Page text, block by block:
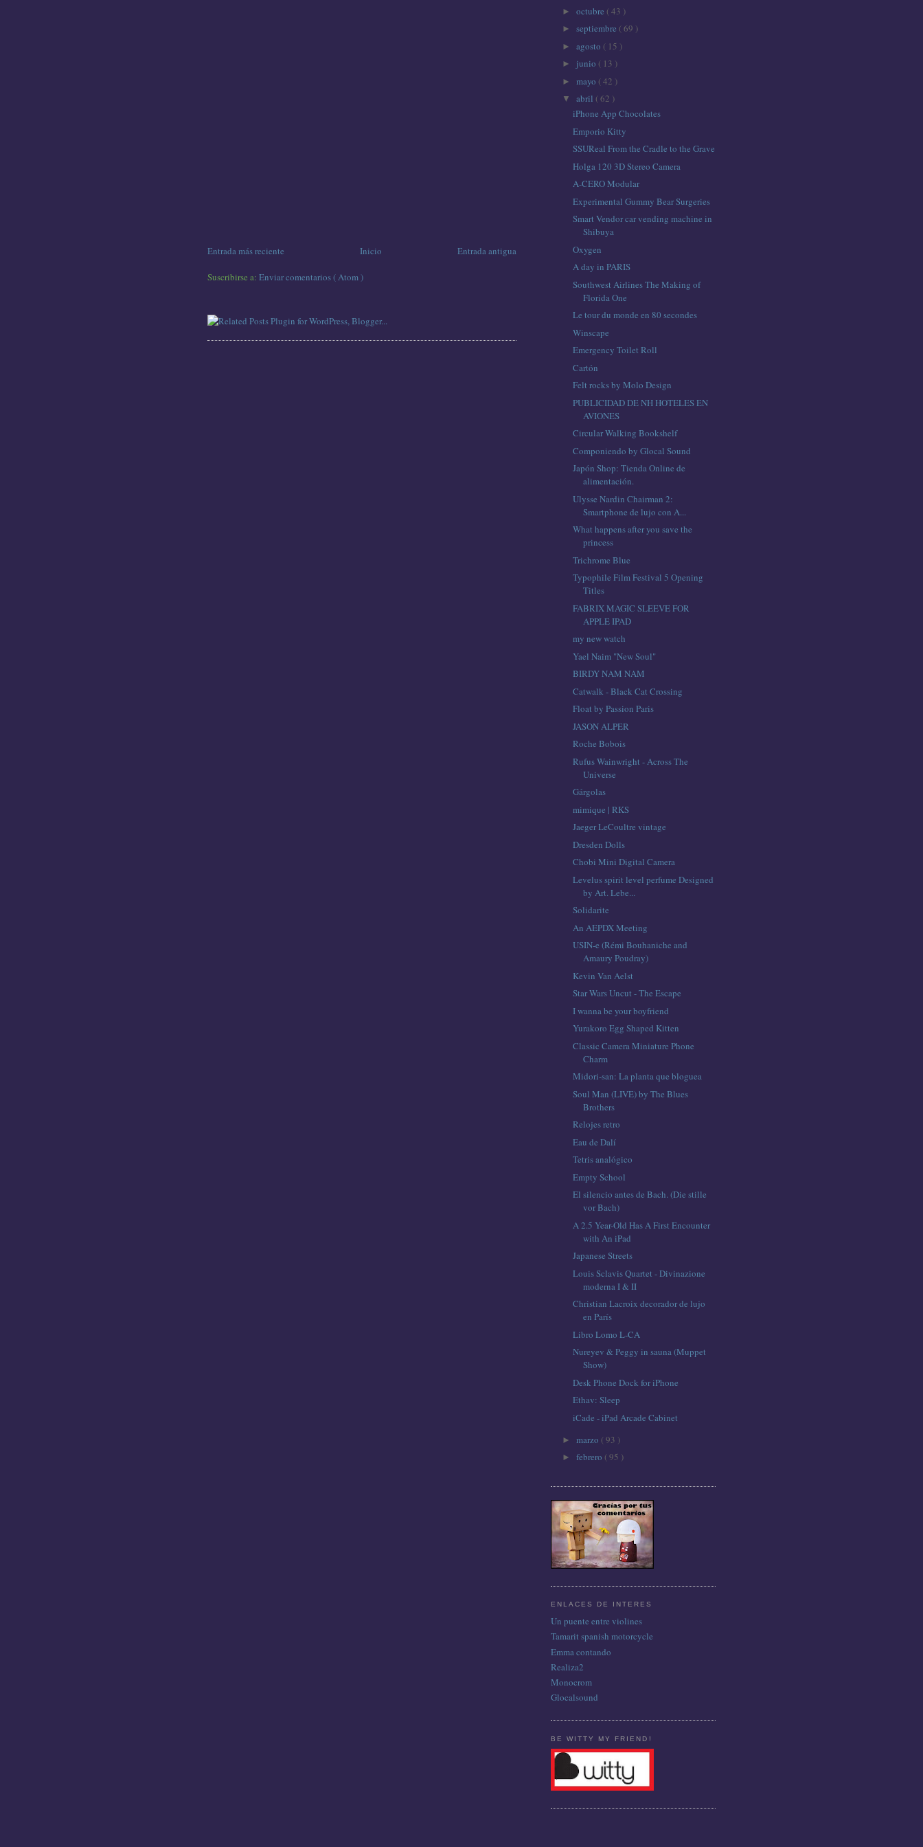
Entrada más reciente Entrada antigua
Inicio
Suscribirse a: Enviar comentarios ( Atom )
► octubre ( 43 )
► septiembre ( 69 )
► agosto ( 15 )
► junio ( 13 )
► mayo ( 42 )
▼ abril ( 62 )
iPhone App Chocolates
Emporio Kitty
SSUReal From the Cradle to the Grave
Holga 120 3D Stereo Camera
A-CERO Modular
Experimental Gummy Bear Surgeries
Smart Vendor car vending machine in
Shibuya
Oxygen
A day in PARIS
Southwest Airlines The Making of
Florida One
Le tour du monde en 80 secondes
Winscape
Emergency Toilet Roll
Cartón
Felt rocks by Molo Design
PUBLICIDAD DE NH HOTELES EN
AVIONES
Circular Walking Bookshelf
Componiendo by Glocal Sound
Japón Shop: Tienda Online de
alimentación.
Ulysse Nardin Chairman 2:
Smartphone de lujo con A...
What happens after you save the
princess
Trichrome Blue
Typophile Film Festival 5 Opening
Titles
FABRIX MAGIC SLEEVE FOR
APPLE IPAD
my new watch
Yael Naim "New Soul"
BIRDY NAM NAM
Catwalk - Black Cat Crossing
Float by Passion Paris
JASON ALPER
Roche Bobois
Rufus Wainwright - Across The
Universe
Gárgolas
mimique | RKS
Jaeger LeCoultre vintage
Dresden Dolls
Chobi Mini Digital Camera
Levelus spirit level perfume Designed
by Art. Lebe...
Solidarite
An AEPDX Meeting
USIN-e (Rémi Bouhaniche and
Amaury Poudray)
Kevin Van Aelst
Star Wars Uncut - The Escape
I wanna be your boyfriend
Yurakoro Egg Shaped Kitten
Classic Camera Miniature Phone
Charm
Midori-san: La planta que bloguea
Soul Man (LIVE) by The Blues
Brothers
Relojes retro
Eau de Dalí
Tetris analógico
Empty School
El silencio antes de Bach. (Die stille
vor Bach)
A 2.5 Year-Old Has A First Encounter
with An iPad
Japanese Streets
Louis Sclavis Quartet - Divinazione
moderna I & II
Christian Lacroix decorador de lujo
en París
Libro Lomo L-CA
Nureyev & Peggy in sauna (Muppet
Show)
Desk Phone Dock for iPhone
Ethav: Sleep
iCade - iPad Arcade Cabinet
► marzo ( 93 )
► febrero ( 95 )
ENLACES DE INTERES
Un puente entre violines
Tamarit spanish motorcycle
Emma contando
Realiza2
Monocrom
Glocalsound
BE WITTY MY FRIEND!